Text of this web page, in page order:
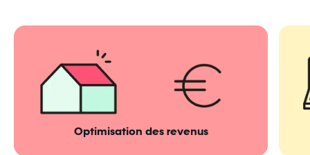
Optimisation des revenus